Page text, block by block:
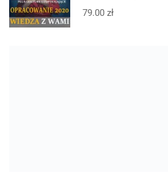
79.00 zł